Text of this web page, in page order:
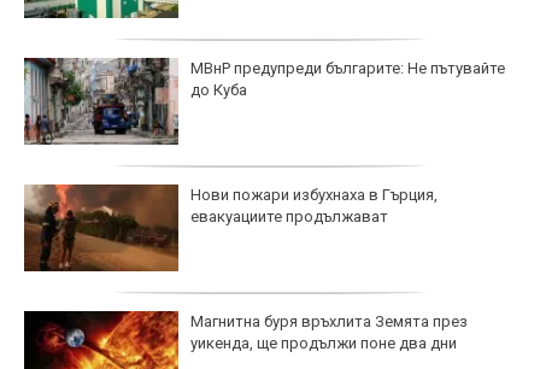
МВнР предупреди българите: Не пътувайте
до Куба
Нови пожари избухнаха в Гърция,
евакуациите продължават
Магнитна буря връхлита Земята през
уикенда, ще продължи поне два дни